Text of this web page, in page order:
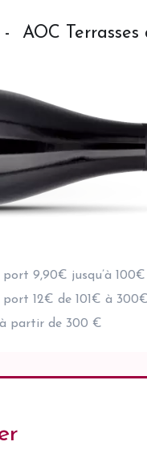
- AOC
port 9,90€ jusqu’à 100€
port 12€ de 101€ à 300€
partir de 300 €